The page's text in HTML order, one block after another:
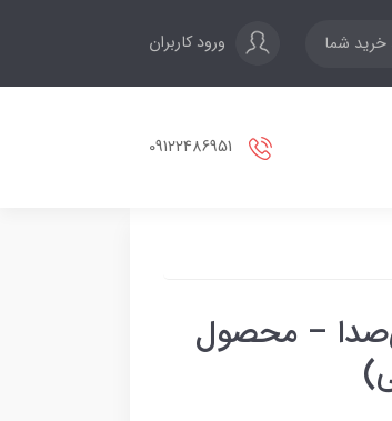
خرید شما ورود کاربران
میکرون بی‌صدا – محصول